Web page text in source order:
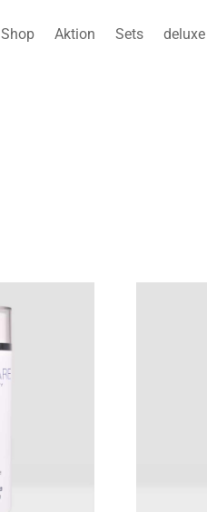
Shop Aktion Sets